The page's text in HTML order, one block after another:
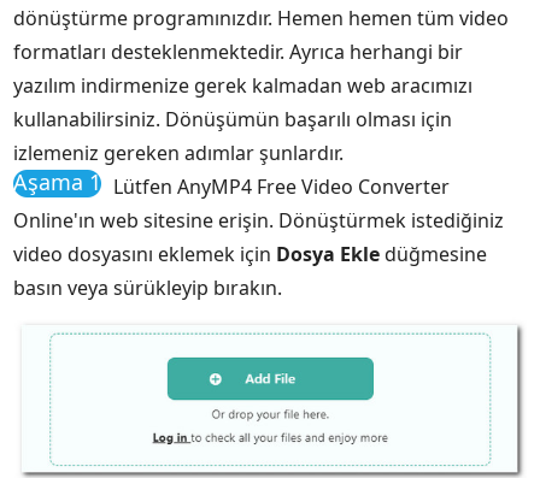
dönüştürme programınızdır. Hemen hemen tüm video
formatları desteklenmektedir. Ayrıca herhangi bir
yazılım indirmenize gerek kalmadan web aracımızı
kullanabilirsiniz. Dönüşümün başarılı olması için
izlemeniz gereken adımlar şunlardır.
Aşama 1 Lütfen AnyMP4 Free Video Converter
Online'ın web sitesine erişin. Dönüştürmek istediğiniz
video dosyasını eklemek için Dosya Ekledüğmesine
basın veya sürükleyip bırakın.